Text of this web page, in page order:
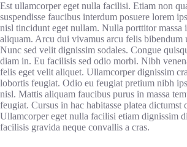
Est ullamcorper eget nulla facilisi. Etiam non
suspendisse faucibus interdum posuere lorem
nisl tincidunt eget nullam. Nulla porttitor massa
aliquam. Arcu dui vivamus arcu felis bibendum
Nunc sed velit dignissim sodales. Congue
diam in. Eu facilisis sed odio morbi. Nibh
felis eget velit aliquet. Ullamcorper dignissim
lobortis feugiat. Odio eu feugiat pretium nibh
nisl. Mattis aliquam faucibus purus in massa
feugiat. Cursus in hac habitasse platea dictumst
Ullamcorper eget nulla facilisi etiam dignissim
facilisis gravida neque convallis a cras.